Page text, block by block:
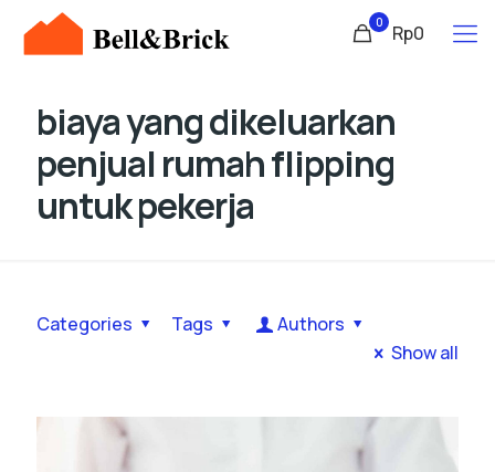
0 Rp0
biaya yang dikeluarkan
penjual rumah flipping
untuk pekerja
Categories Tags
Authors
Show all